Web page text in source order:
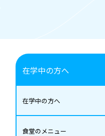
在学中の方へ
在学中の方へ
食堂のメニュー